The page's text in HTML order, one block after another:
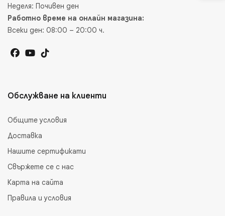
Неделя: Почивен ден
Работно време на онлайн магазина:
Всеки ден: 08:00 – 20:00 ч.
Обслужване на клиенти
Общите условия
Доставка
Нашите сертификати
Свържете се с нас
Карта на сайта
Правила и условия